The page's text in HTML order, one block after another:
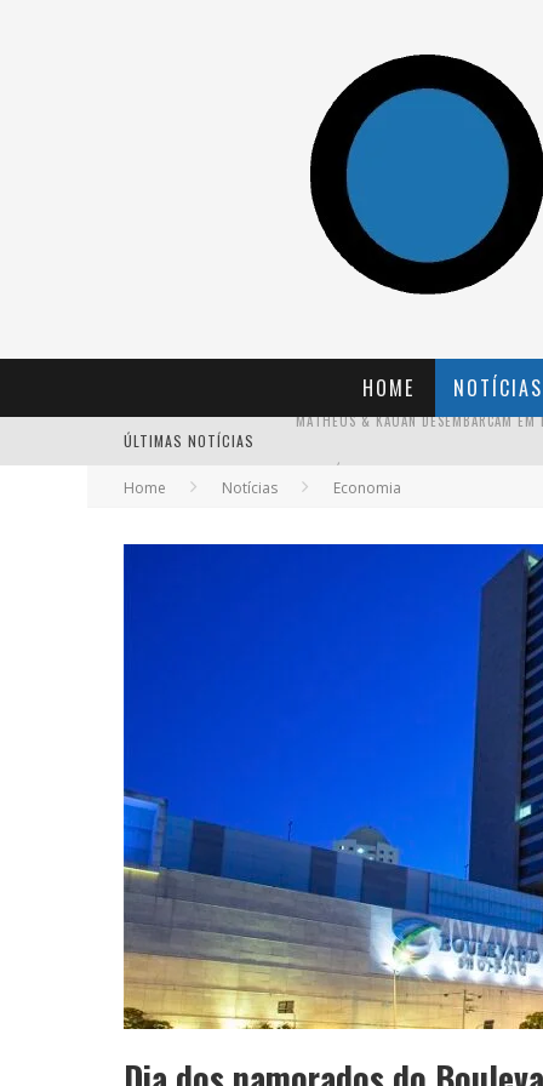
HOME NOTÍCIAS
ÚLTIMAS NOTÍCIAS
APÓS SAIR DA KONDZILLA, DJ DANNY
Home Notícias Economia